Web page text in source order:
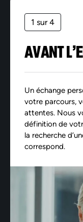
1 sur 4
AVANT
Un échange
votre parcours,
attentes. Nous
définition de
la recherche
correspond.